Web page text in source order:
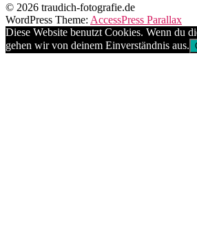
© 2026 traudich-fotografie.de
WordPress Theme: AccessPress Parallax
Diese Website benutzt Cookies. Wenn du
gehen wir von deinem Einverständnis aus.